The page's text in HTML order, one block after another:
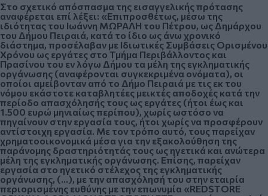
Στο σχετικό απόσπασμα της εισαγγελικής πρότασης
αναφέρεται επί λέξει: «Επιπροσθέτως, μέσω της
ιδιότητας του Ιωάννη ΜΩΡΑΛΗ του Πέτρου, ως Δημάρχου
του Δήμου Πειραιά, κατά το ίδιο ως άνω χρονικό
διάστημα, προσέλαβαν με Ιδιωτικές Συμβάσεις Ορισμένου
Χρόνου ως εργάτες στο Τμήμα Περιβάλλοντος και
Πρασίνου του εν λόγω Δήμου τα μέλη της εγκληματικής
οργάνωσης (αναφέρονται συγκεκριμένα ονόματα), οι
οποίοι αμείβονταν από το Δήμο Πειραιά με τις εκ του
νόμου εκάστοτε καταβλητέες μεικτές αποδοχές κατά την
περίοδο απασχόλησής τους ως εργάτες (ήτοι έως και
1.500 ευρώ μηνιαίως περίπου), χωρίς ωστόσο να
πηγαίνουν στην εργασία τους, ήτοι χωρίς να προσφέρουν
αντίστοιχη εργασία. Με τον τρόπο αυτό, τους παρείχαν
χρηματοοικονομικά μέσα για την εξακολούθηση της
παράνομης δραστηριότητάς τους ως ηγετικά και ανώτερα
μέλη της εγκληματικής οργάνωσης. Επίσης, παρείχαν
εργασία στο ηγετικό στέλεχος της εγκληματικής
οργάνωσης, (…), με την απασχόλησή του στην εταιρία
περιορισμένης ευθύνης με την επωνυμία «REDSTORE